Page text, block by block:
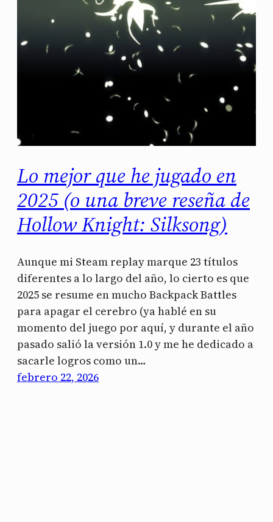
Lo mejor que he jugado en
2025 (o una breve reseña de
Hollow Knight: Silksong)
Aunque mi Steam replay marque 23 títulos
diferentes a lo largo del año, lo cierto es que
2025 se resume en mucho Backpack Battles
para apagar el cerebro (ya hablé en su
momento del juego por aquí, y durante el año
pasado salió la versión 1.0 y me he dedicado a
sacarle logros como un…
febrero 22, 2026